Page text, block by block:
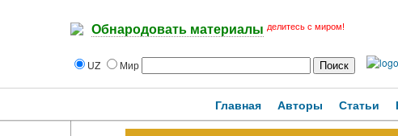
Обнародовать материалы делитесь с миром!
UZ Мир
Главная Авторы Статьи